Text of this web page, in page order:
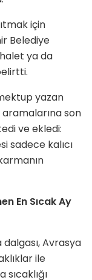
için
Belediye
ya da
yazan
aramalarına son
ve ekledi:
sadece kalıcı
En Sıcak Ay
Avrasya
ile